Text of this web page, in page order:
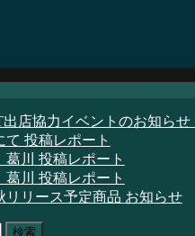
出店協力イベントのお知らせ
て 投稿レポート
川 投稿レポート
川 投稿レポート
リリース予定商品 お知らせ